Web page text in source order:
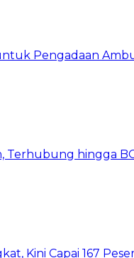
Pengadaan
Terhubung hingga
Kini Capai 167